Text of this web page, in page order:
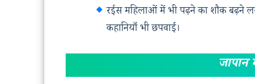
रईस महिलाओं में भी पढ़ने का शौक बढ़ने
कहानियाँ भी छपवाईं।
जापान